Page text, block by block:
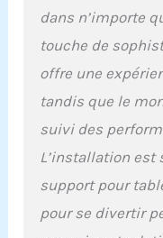
dans n’importe
touche de
offre une
tandis que le
suivi des
L’installation est
support pour
pour se divertir